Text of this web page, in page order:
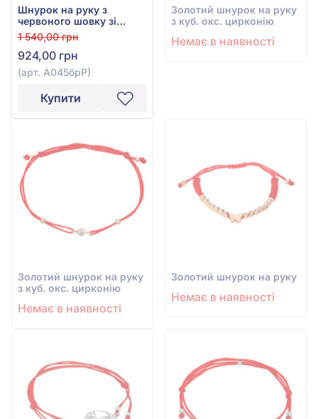
Шнурок на руку з
червоного шовку зі
сріблом 925°, арт.
А045брР
1 540,00 грн
924,00 грн
(арт. А045брР)
Купити
Золотий шнурок на руку
з куб. окс. цирконію
Немає в наявності
Золотий шнурок на руку
з куб. окс. цирконію
Немає в наявності
Золотий шнурок на руку
Немає в наявності